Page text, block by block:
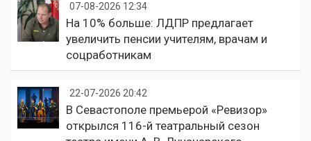
07-08-2026 12:34
На 10% больше: ЛДПР предлагает
увеличить пенсии учителям, врачам и
соцработникам
22-07-2026 20:42
В Севастополе премьерой «Ревизор»
открылся 116-й театральный сезон